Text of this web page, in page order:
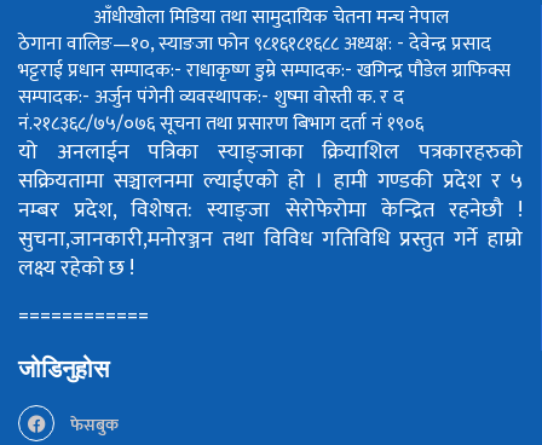
आँधीखोला मिडिया तथा सामुदायिक चेतना मन्च नेपाल
ठेगाना वालिङ—१०, स्याङजा फोन ९८१६१८१६८८अध्यक्ष: - देवेन्द्र प्रसाद
भट्टराईप्रधान सम्पादक:- राधाकृष्ण डुम्रेसम्पादक:- खगिन्द्र पौडेलग्राफिक्स
सम्पादक:- अर्जुन पंगेनीव्यवस्थापक:- शुष्मा वोस्तीक. र द
नं.२१८३६८/७५/०७६सूचना तथा प्रसारण बिभाग दर्ता नं १९०६
यो अनलाईन पत्रिका स्याङ्जाका क्रियाशिल पत्रकारहरुको
सक्रियतामा सञ्चालनमा ल्याईएको हो । हामी गण्डकी प्रदेश र ५
नम्बर प्रदेश, विशेषत: स्याङ्जा सेरोफेरोमा केन्द्रित रहनेछौ !
सुचना,जानकारी,मनोरञ्जन तथा विविध गतिविधि प्रस्तुत गर्ने हाम्रो
लक्ष्य रहेको छ !
============
जोडिनुहोस
फेसबुक